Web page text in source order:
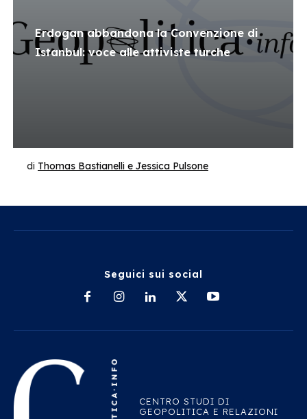
Erdogan abbandona la Convenzione di
Istanbul: voce alle attiviste turche
di Thomas Bastianelli e Jessica Pulsone
Seguici sui social
CENTRO STUDI DI
GEOPOLITICA E RELAZIONI